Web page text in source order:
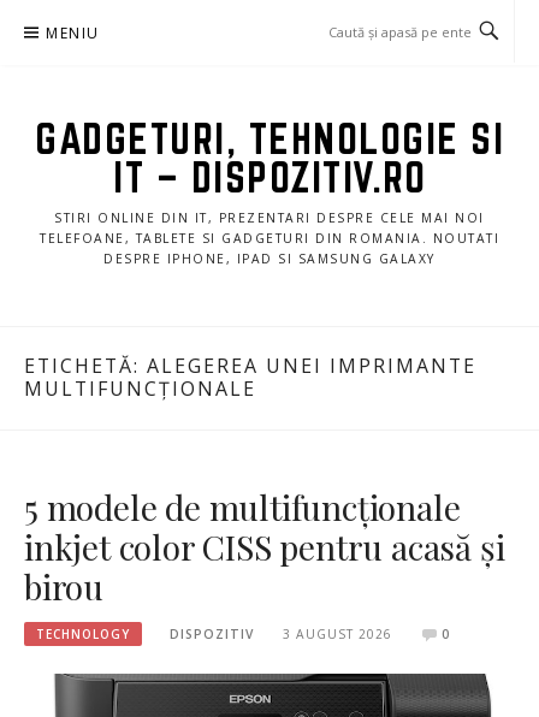
MENIU
GADGETURI, TEHNOLOGIE SI
IT – DISPOZITIV.RO
STIRI ONLINE DIN IT, PREZENTARI DESPRE CELE MAI NOI
TELEFOANE, TABLETE SI GADGETURI DIN ROMANIA. NOUTATI
DESPRE IPHONE, IPAD SI SAMSUNG GALAXY
ETICHETĂ: ALEGEREA UNEI IMPRIMANTE
MULTIFUNCȚIONALE
5 modele de multifuncționale
inkjet color CISS pentru acasă și
birou
TECHNOLOGY DISPOZITIV 3 AUGUST 2026 0